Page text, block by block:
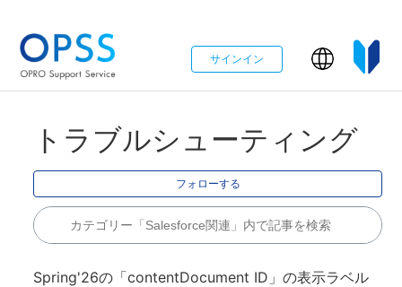
サインイン
トラブルシューティング
フォローする 0
Spring'26の「contentDocument ID」の表示ラベル